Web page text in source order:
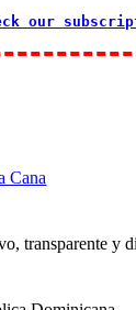
our
transparente